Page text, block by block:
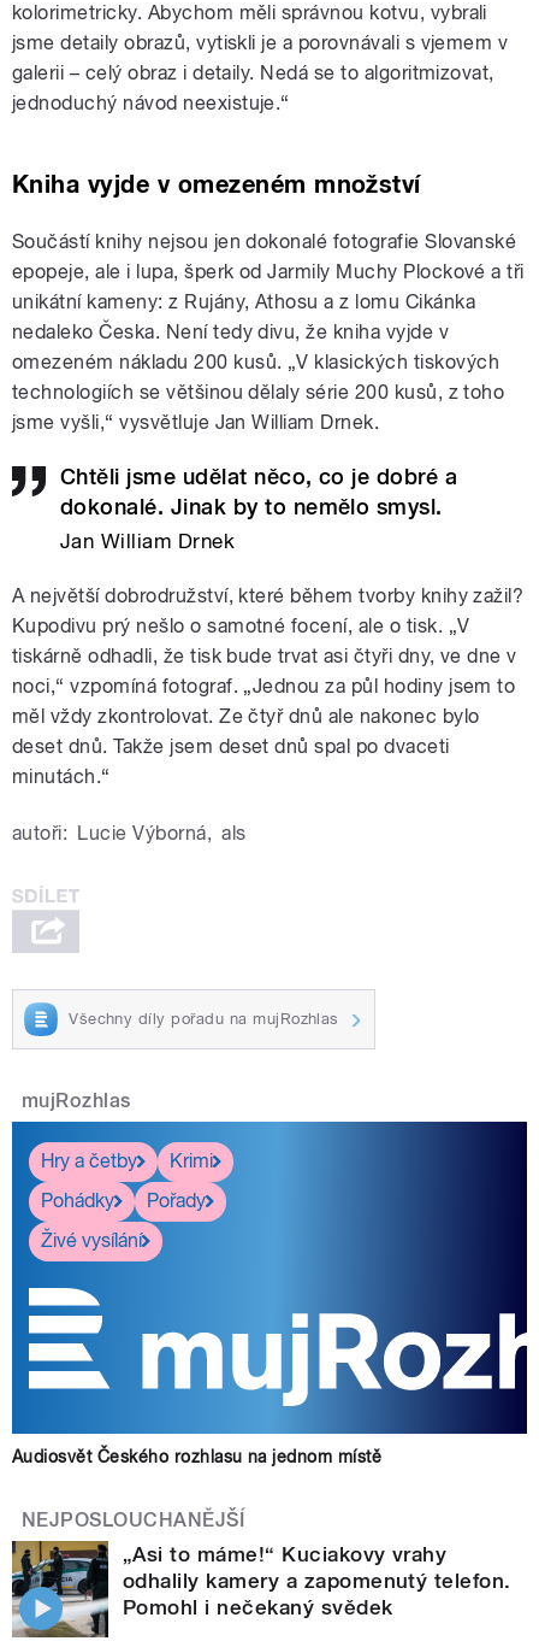
kolorimetricky. Abychom měli správnou kotvu, vybrali
jsme detaily obrazů, vytiskli je a porovnávali s vjemem v
galerii – celý obraz i detaily. Nedá se to algoritmizovat,
jednoduchý návod neexistuje.“
Kniha vyjde v omezeném množství
Součástí knihy nejsou jen dokonalé fotografie Slovanské
epopeje, ale i lupa, šperk od Jarmily Muchy Plockové a tři
unikátní kameny: z Rujány, Athosu a z lomu Cikánka
nedaleko Česka. Není tedy divu, že kniha vyjde v
omezeném nákladu 200 kusů. „V klasických tiskových
technologiích se většinou dělaly série 200 kusů, z toho
jsme vyšli,“ vysvětluje Jan William Drnek.
Chtěli jsme udělat něco, co je dobré a
dokonalé. Jinak by to nemělo smysl.
Jan William Drnek
A největší dobrodružství, které během tvorby knihy zažil?
Kupodivu prý nešlo o samotné focení, ale o tisk. „V
tiskárně odhadli, že tisk bude trvat asi čtyři dny, ve dne v
noci,“ vzpomíná fotograf. „Jednou za půl hodiny jsem to
měl vždy zkontrolovat. Ze čtyř dnů ale nakonec bylo
deset dnů. Takže jsem deset dnů spal po dvaceti
minutách.“
autoři: Lucie Výborná, als
Všechny díly pořadu na mujRozhlas
mujRozhlas
Hry a četby
Krimi
Pohádky
Pořady
Živé vysílání
Audiosvět Českého rozhlasu na jednom místě
NEJPOSLOUCHANĚJŠÍ
„Asi to máme!“ Kuciakovy vrahy
odhalily kamery a zapomenutý telefon.
Pomohl i nečekaný svědek